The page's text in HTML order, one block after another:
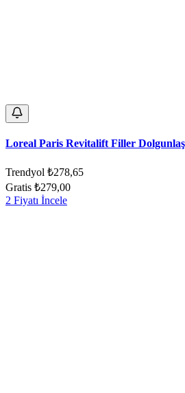
Loreal Paris Revitalift Filler
Trendyol ₺278,65
Gratis ₺279,00
2 Fiyatı İncele